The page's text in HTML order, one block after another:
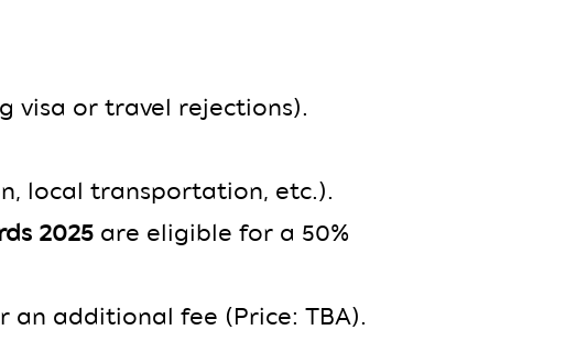
visa or travel rejections).
local transportation, etc.).
2025are eligible for a 50%
additional fee (Price: TBA).